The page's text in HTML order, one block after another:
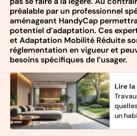
préalable par un professionnel
aménageant HandyCap
potentiel d’adaptation. Ces
et Adaptation Mobilité Réduite
réglementation en vigueur et
besoins spécifiques de l’usager.
Lire
un